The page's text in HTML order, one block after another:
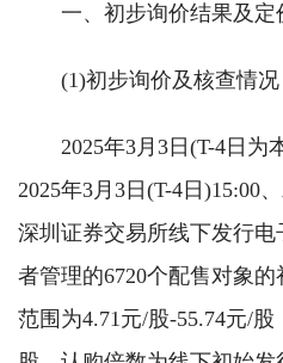
一、初步询价结果及定
(1)初步询价及核查情况
2025年3月3日(T-4日为
2025年3月3日(T-4日)15:00
深圳证券交易所线下发行
者管理的6720个配售对象
范围为4.71元/股-55.74元/